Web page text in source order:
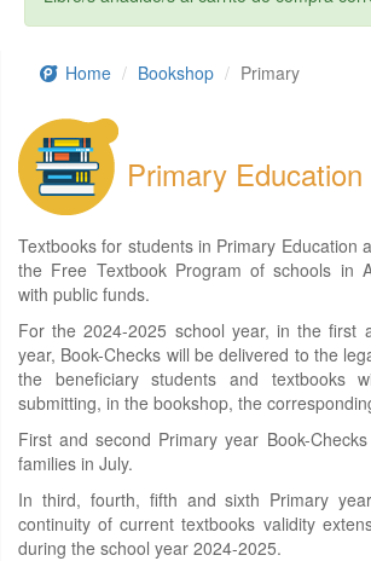
Home Bookshop Primary
Primary
Textbooks for students in Primary Education
the Free Textbook Program of schools in
with public funds.
For the 2024-2025 school year, in the first
year, Book-Checks will be delivered to the
the beneficiary students and textbooks
submitting, in the bookshop, the
First and second Primary year Book-
families in July.
In third, fourth, fifth and sixth Primary
continuity of current textbooks validity
during the school year 2024-2025.